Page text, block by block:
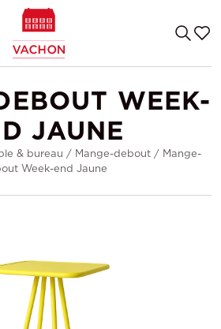
WEEK-
JAUNE
& bureau / Mange-debout / Mange-
Week-end Jaune